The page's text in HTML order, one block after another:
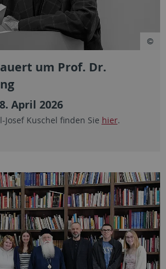
um Prof. Dr.
April 2026
Kuschel finden Sie hier.